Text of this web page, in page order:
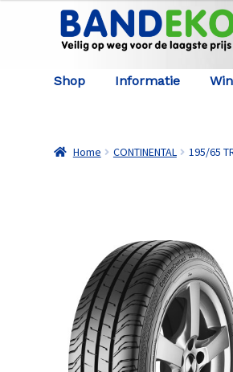
Ga door naar navigatie
Ga naar de inhoud
Shop Informatie
Home CONTINENTAL 195/65